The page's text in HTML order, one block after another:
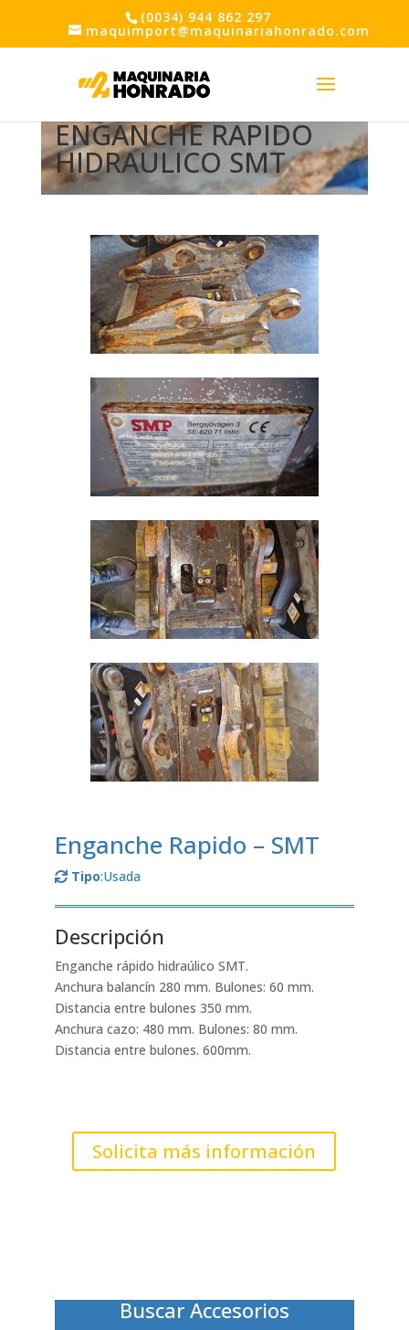
(0034) 944 862 297
maquimport@maquinariahonrado.com
ENGANCHE RAPIDO
HIDRAULICO SMT
Enganche Rapido – SMT
Tipo:Usada
Descripción
Enganche rápido hidraúlico SMT.
Anchura balancín 280 mm. Bulones: 60 mm.
Distancia entre bulones 350 mm.
Anchura cazo: 480 mm. Bulones: 80 mm.
Distancia entre bulones. 600mm.
Solicita más información
Buscar Accesorios